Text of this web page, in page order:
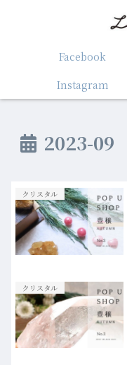
Facebook
Instagram
2023-09
クリスタル
クリスタル